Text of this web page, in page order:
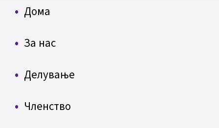
Дома
За нас
Делување
Членство